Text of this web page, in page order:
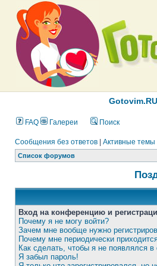
Gotovim.RU
FAQ Галереи Поиск
Сообщения без ответов Активные темы
Список форумов
Вход на конференцию и
Почему я не могу войти?
Зачем мне вообще нужно
Почему мне периодически
Как сделать, чтобы я не появлялся в
Я забыл пароль!